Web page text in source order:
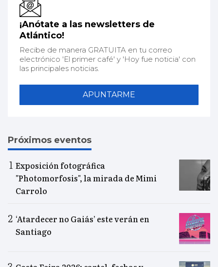
¡Anótate a las newsletters de
Atlántico!
Recibe de manera GRATUITA en tu correo
electrónico 'El primer café' y 'Hoy fue noticia' con
las principales noticias.
APUNTARME
Próximos eventos
Exposición fotográfica
"Photomorfosis", la mirada de Mimi
Carrolo
‘Atardecer no Gaiás’ este verán en
Santiago